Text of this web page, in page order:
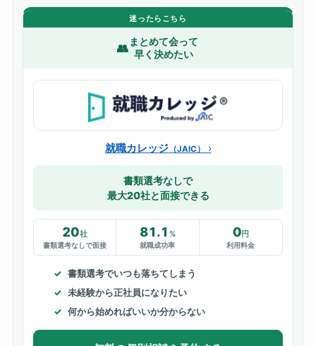
迷ったらこちら
👥 まとめて会って
早く決めたい
就職カレッジ（JAIC）
書類選考なしで
最大20社と面接できる
20社
書類選考なしで面接
81.1 %
就職成功率
0円
利用料金
書類選考でいつも落ちてしまう
未経験から正社員になりたい
何から始めればいいか分からない